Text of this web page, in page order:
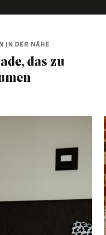
IN DER NÄHE
das zu